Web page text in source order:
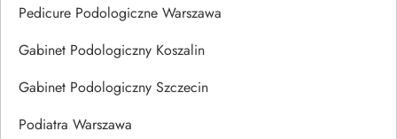
Pedicure Podologiczne Warszawa
Gabinet Podologiczny Koszalin
Gabinet Podologiczny Szczecin
Podiatra Warszawa